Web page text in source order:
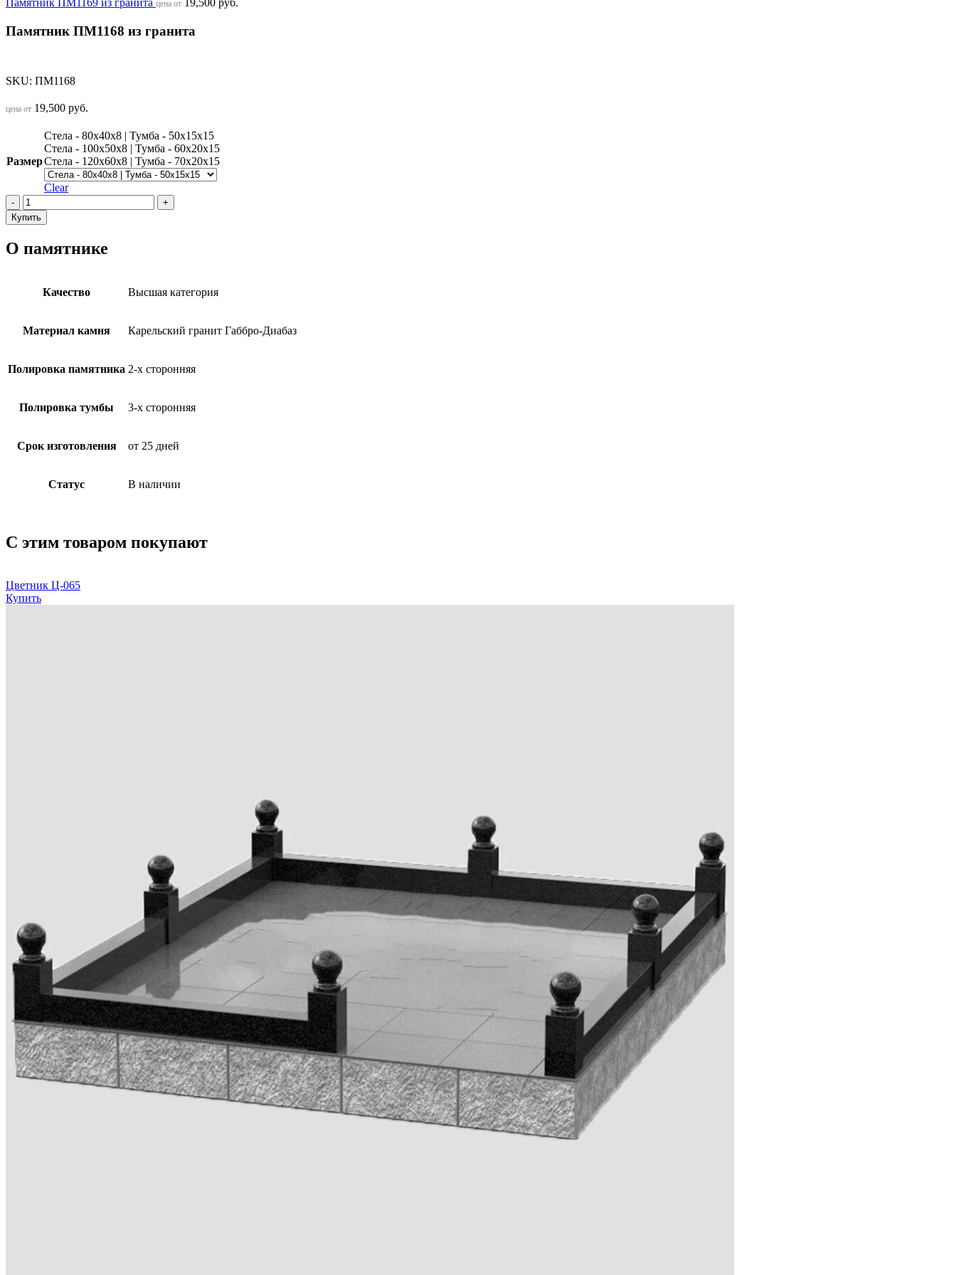
Памятник ПМ1169 из гранита цена от 19,500 руб.
Памятник ПМ1168 из гранита
SKU: ПМ1168
цена от 19,500 руб.
Размер
Стела - 80х40х8 | Тумба - 50х15х15
Стела - 100х50х8 | Тумба - 60х20х15
Стела - 120х60х8 | Тумба - 70х20х15
Clear
Памятник
ПМ1168
из
quantity
Купить
О памятнике
Качество Высшая категория
Материал камня Карельский гранит Габбро-Диабаз
Полировка памятника 2-х сторонняя
Полировка тумбы 3-х сторонняя
Срок изготовления от 25 дней
Статус В наличии
С этим товаром покупают
Цветник Ц-065
Купить